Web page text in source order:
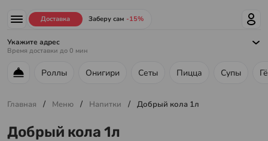
Доставка Заберу сам -15%
Укажите адрес
Время доставки до 0 мин
Меню ресторана
Роллы Онигири Сеты Пицца Супы
Главная / Меню / Напитки / Добрый кола 1л
Добрый кола 1л